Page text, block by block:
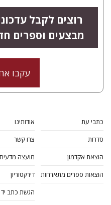
רוצים לקבל
מבצעים וספרים
עקבו
כתבי עת
סדרות
הוצאת אקדמון
הוצאות ספרים מתארחות
אודותינו
צרו קשר
מועצה מדעית
דירקטוריון
הגשת כתב יד